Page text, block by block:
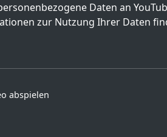
Daten an
zur Nutzung Ihrer Daten
abspielen